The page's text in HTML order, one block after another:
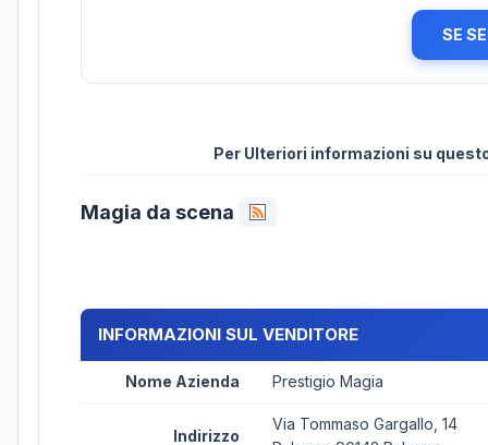
SE
Per Ulteriori informazioni su
Magia da scena
INFORMAZIONI SUL VENDITORE
Nome Azienda Prestigio Magia
Indirizzo
Via Tommaso Gargallo, 14